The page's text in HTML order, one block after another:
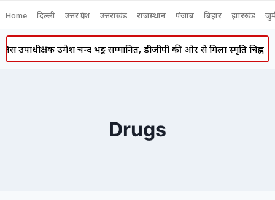
Home दिल्ली उत्तर प्रदेश उत्तराखंड राजस्थान पंजाब बिहार झारखंड
उमेश चन्द भट्ट सम्मानित, डीजीपी की ओर से मिला स्मृति चिह्न
Drugs